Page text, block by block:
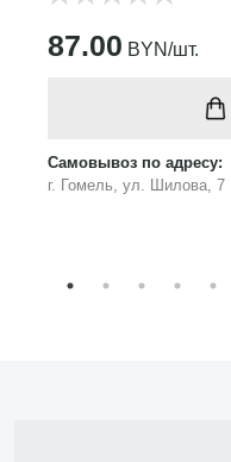
87.00 BYN/шт.
Самовывоз по адресу:
г. Гомель, ул. Шилова, 7